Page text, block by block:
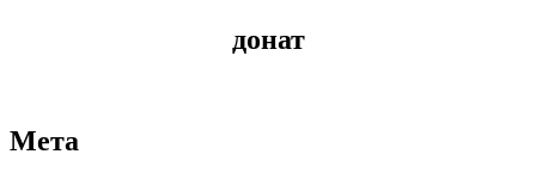
донат
Мета